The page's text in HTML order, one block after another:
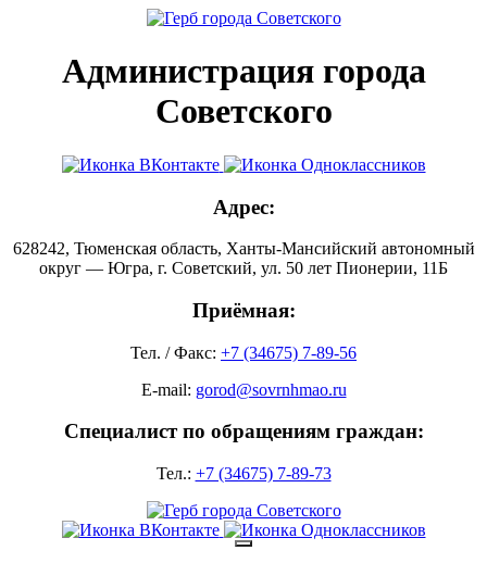
Администрация города
Советского
Адрес:
628242, Тюменская область, Ханты-Мансийский автономный
округ — Югра, г. Советский, ул. 50 лет Пионерии, 11Б
Приёмная:
Тел. / Факс: +7 (34675) 7-89-56
E-mail: gorod@sovrnhmao.ru
Специалист по обращениям граждан:
Тел.: +7 (34675) 7-89-73